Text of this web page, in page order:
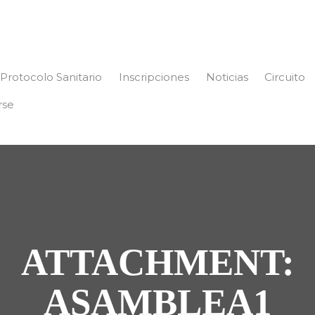
Protocolo Sanitario Inscripciones Noticias Circuito
ATTACHMENT:
ASAMBLEA1